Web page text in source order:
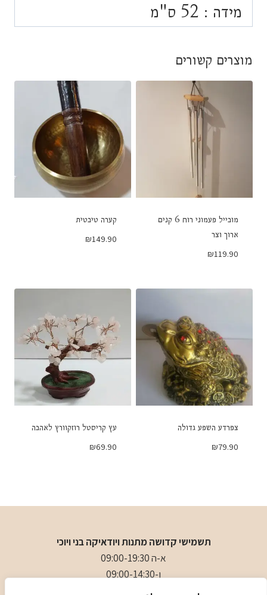
מידה : 52 ס"מ
מוצרים קשורים
מובייל פעמוני רוח 6 קנים
ארוך וצר
₪119.90
קערה טיבטית
₪149.90
צפרדע השפע גדולה
₪79.90
עץ קריסטל רוזקוורץ לאהבה
₪69.90
תשמישי קדושה מתנות ויודאיקה בני ויוכי
א-ה 09:00-19:30
ו-09:00-14:30
- 0509501282